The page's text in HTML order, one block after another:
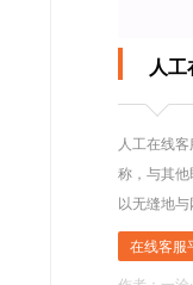
人
人工在线
称，与其
以无缝地
线客服平台
对话的平台
在线客服